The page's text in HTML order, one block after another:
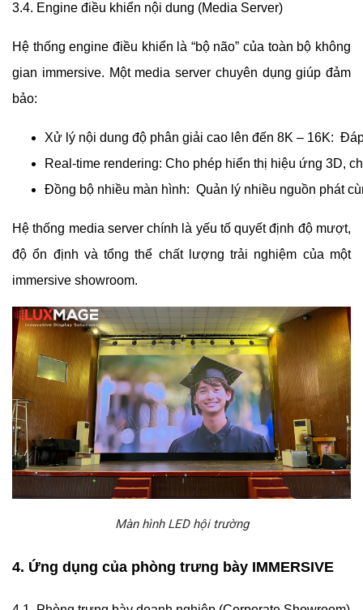
3.4. Engine điều khiển nội dung (Media Server)
Hệ thống engine điều khiển là “bộ não” của toàn bộ không
gian immersive. Một media server chuyên dụng giúp đảm
bảo:
Xử lý nội dung độ phân giải cao lên đến 8K – 16K:
Real-time rendering: Cho phép hiển thị hiệu ứng 3D,
Đồng bộ nhiều màn hình:  Quản lý nhiều nguồn phát
Hệ thống media server chính là yếu tố quyết định độ mượt,
độ ổn định và tổng thể chất lượng trải nghiệm của một
immersive showroom.
Màn hình LED hội trường
4. Ứng dụng của phòng trưng bày IMMERSIVE